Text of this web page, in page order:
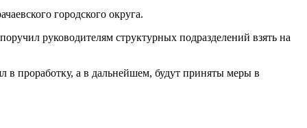
городского округа.
руководителям структурных подразделений взять на
в проработку, а в дальнейшем, будут приняты меры в